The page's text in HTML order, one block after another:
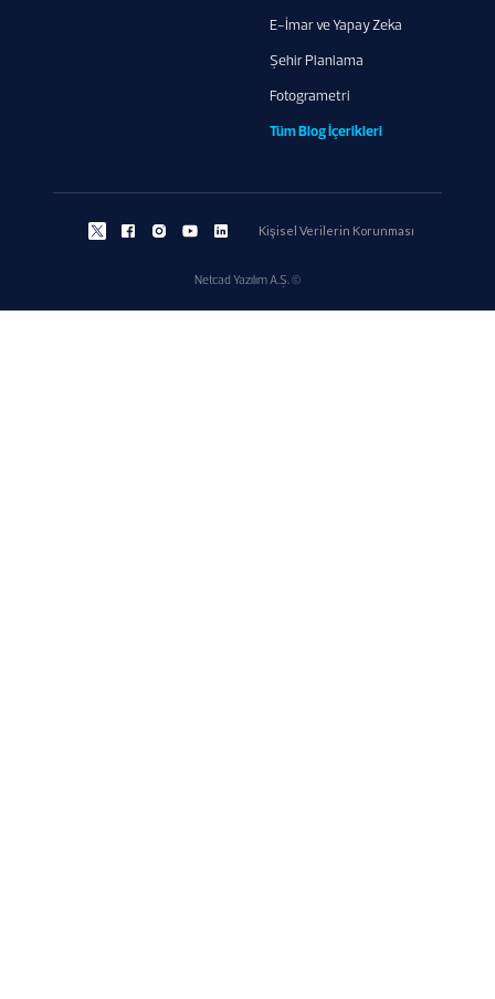
E-İmar ve Yapay Zeka
Şehir Planlama
Fotogrametri
Tüm Blog İçerikleri
Kişisel Verilerin Korunması
Netcad Yazılım A.Ş. ©